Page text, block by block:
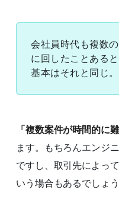
会社員時代も複数
に回したことあると
基本はそれと同じ。
「複数案件が時間的に
ます。もちろんエンジ
ですし、取引先によっ
いう場合もあるでしょう